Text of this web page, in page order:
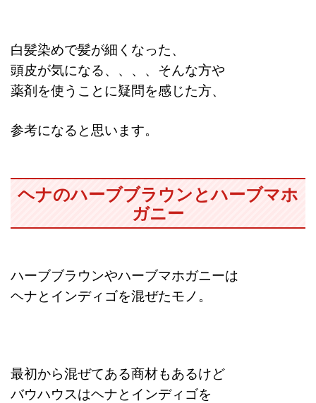
白髪染めで髪が細くなった、
頭皮が気になる、、、、そんな方や
薬剤を使うことに疑問を感じた方、
参考になると思います。
ヘナのハーブブラウンとハーブマホ
ガニー
ハーブブラウンやハーブマホガニーは
ヘナとインディゴを混ぜたモノ。
最初から混ぜてある商材もあるけど
バウハウスはヘナとインディゴを